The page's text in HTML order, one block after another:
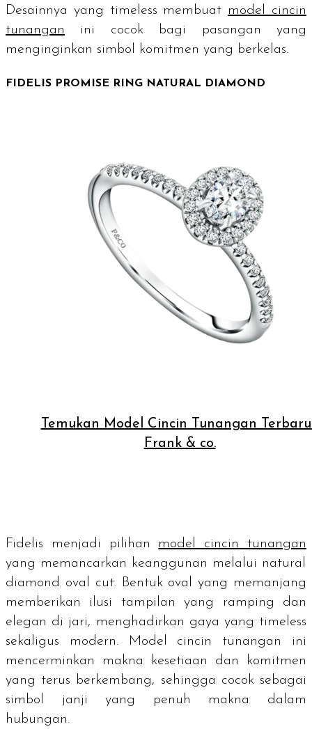
Desainnya yang timeless membuat model cincin
tunangan ini cocok bagi pasangan yang
menginginkan simbol komitmen yang berkelas.
FIDELIS PROMISE RING NATURAL DIAMOND
Temukan Model Cincin Tunangan
Frank & co.
Fidelis menjadi pilihan model cincin tunangan
yang memancarkan keanggunan melalui natural
diamond oval cut. Bentuk oval yang memanjang
memberikan ilusi tampilan yang ramping dan
elegan di jari, menghadirkan gaya yang timeless
sekaligus modern. Model cincin tunangan ini
mencerminkan makna kesetiaan dan komitmen
yang terus berkembang, sehingga cocok sebagai
simbol janji yang penuh makna dalam
hubungan.